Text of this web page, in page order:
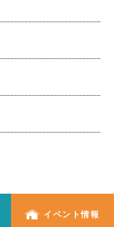
イベント情報